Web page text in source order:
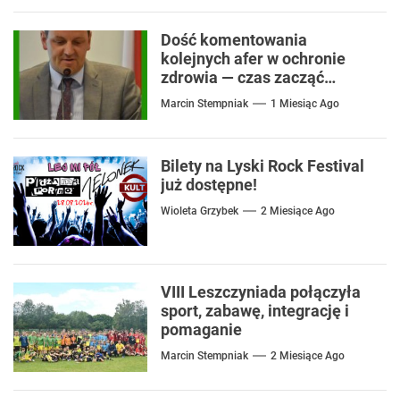
Dość komentowania
kolejnych afer w ochronie
zdrowia — czas zacząć
mówić o rozwiązaniach
Marcin Stempniak 1 Miesiąc Ago
Bilety na Lyski Rock Festival
już dostępne!
Wioleta Grzybek 2 Miesiące Ago
VIII Leszczyniada połączyła
sport, zabawę, integrację i
pomaganie
Marcin Stempniak 2 Miesiące Ago